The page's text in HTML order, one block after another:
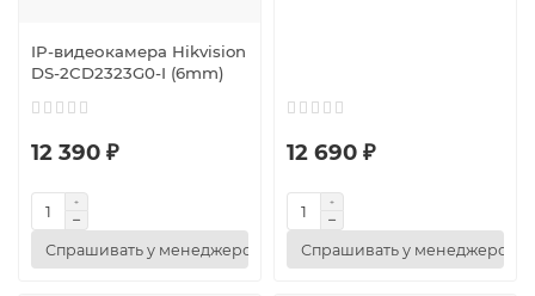
IP-видеокамера Hikvision
DS-2CD2323G0-I (6mm)
12 390 ₽
Спрашивать у менеджеров
12 690 ₽
Спрашивать у менеджеров